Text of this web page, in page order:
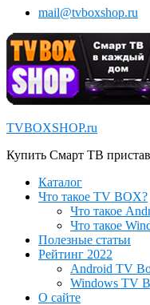
mail@tvboxshop.ru
TVBOXSHOP.ru
Купить Смарт ТВ
Каталог
Что такое TV BOX?
Что такое
Что такое
Полезные статьи
Рейтинг 2022
Android TV
Windows TV
О сайте